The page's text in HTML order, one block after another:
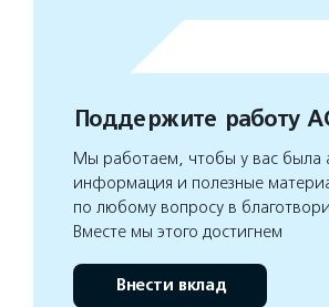
Поддержите работу
Мы работаем, чтобы у вас была
информация и полезные
по любому вопросу в
Вместе мы этого достигнем
Внести вклад